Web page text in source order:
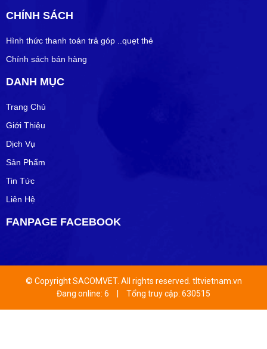
CHÍNH SÁCH
Hình thức thanh toán trả góp ..quẹt thẻ
Chính sách bán hàng
DANH MỤC
Trang Chủ
Giới Thiệu
Dịch Vụ
Sản Phẩm
Tin Tức
Liên Hệ
FANPAGE FACEBOOK
© Copyright SACOMVET. All rights reserved. tltvietnam.vn
Đang online: 6
Tổng truy cập: 630515